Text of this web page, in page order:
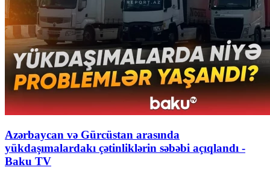
Azərbaycan və Gürcüstan arasında
yükdaşımalardakı çətinliklərin səbəbi açıqlandı -
Baku TV